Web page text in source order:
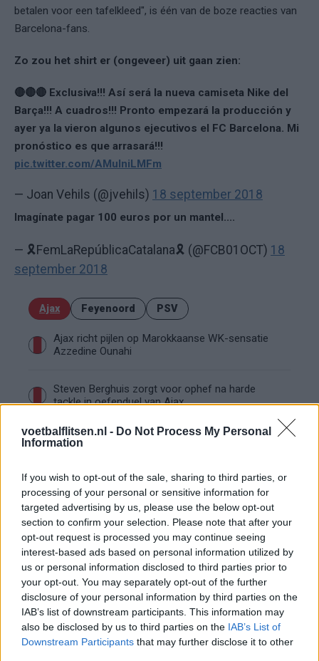
voetbalflitsen.nl - Do Not Process My Personal
Information
If you wish to opt-out of the sale, sharing to third parties, or
processing of your personal or sensitive information for
targeted advertising by us, please use the below opt-out
section to confirm your selection. Please note that after your
opt-out request is processed you may continue seeing
interest-based ads based on personal information utilized by
us or personal information disclosed to third parties prior to
your opt-out. You may separately opt-out of the further
disclosure of your personal information by third parties on the
IAB’s list of downstream participants. This information may
also be disclosed by us to third parties on the IAB’s List of
Downstream Participants that may further disclose it to other
betalen voor een tafelkleed", is één van de boze reacties van
Barcelona-fans.
Zo zou het shirt er (ongeveer) uit gaan zien:
🔴🔴🔴 Exclusiva!!! Así será la nueva camiseta Nike del
Barça!!! A cuadros!!! Pronto empezará la producción y
ayer ya la vieron algunos ejecutivos el FC Barcelona. Mi
pronóstico es que arrasará!!!
pic.twitter.com/AMuIniLMFm
— Joan Vehils (@jvehils) 18 september 2018
Imagínate pagar 100 euros por un mantel....
— 🎗FemLaRepúblicaCatalana🎗 (@FCB01OCT) 18
september 2018
Ajax Feyenoord PSV
Ajax richt pijlen op Marokkaanse WK-sensatie
Azzedine Ounahi
Steven Berghuis zorgt voor ophef na harde
tackle in oefenduel van Ajax
Dit houdt de transfer van Marc-André ter Stegen
De terugkeer van Daley Blind past in een groter
plan van Ajax
Kritiek op Engels van Míchel genuanceerd: ‘Ajax-
spelers snappen dat echt wel’
De eerste Míchel-dagen bij Ajax: Blind coacht,
Gloukh krijgt standje en Ceballos wordt gebeld
Steur kiest voor Newcastle na gemiste